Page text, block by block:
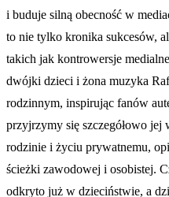
i buduje silną obecność w
to nie tylko kronika sukcesów,
takich jak kontrowersje
dwójki dzieci i żona muzyka
rodzinnym, inspirując fanów
przyjrzymy się szczegółowo
rodzinie i życiu prywatnemu,
ścieżki zawodowej i osobistej.
odkryto już w dzieciństwie, a